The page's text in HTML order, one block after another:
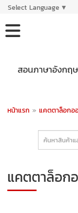
Select Language ▼
สอนภาษาอังกฤ
หน้าแรก » แคตตาล็อกอ
แคตตาล็อก